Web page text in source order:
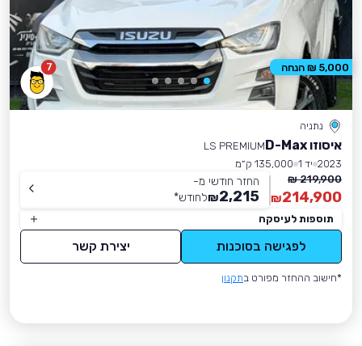
7
נתניה
איסוזו D-Max
LS PREMIUM
2023 יד 1
135,000 ק״מ
219,900 ₪
214,900
₪
החזר חודשי מ-
2,215
₪לחודש*
תוספות לעיסקה
לפגישה בסוכנות יצירת קשר
*חישוב ההחזר מפורט בתקנון
5,000 ₪ הנחה